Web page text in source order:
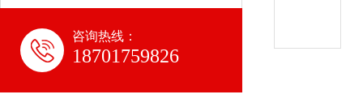
咨询热线：
18701759826